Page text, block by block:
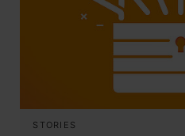
STORIES